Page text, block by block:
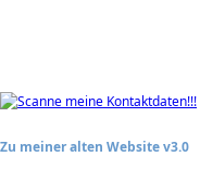
Zu meiner alten Website v3.0